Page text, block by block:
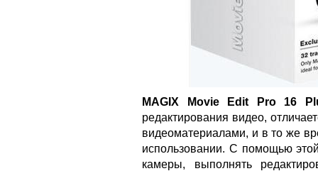
MAGIX Movie Edit Pro 16
редактирования видео,
видеоматериалами, и в то же
использовании. С помощью
камеры, выполнять